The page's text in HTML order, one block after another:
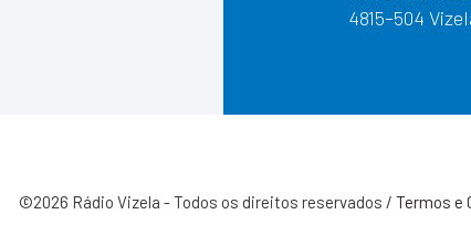
4815–504
©2026 Rádio Vizela - Todos os direitos reservados / Termos e